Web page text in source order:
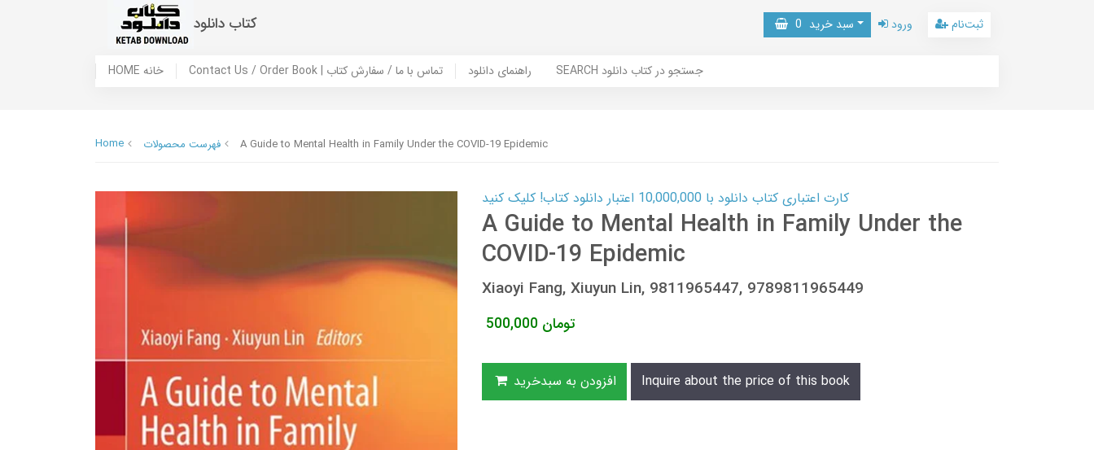
کتاب دانلود سبد خرید 0 ورود ثبت‌نام
HOME خانه Contact Us / Order Book | تماس با ما / سفارش کتاب راهنمای دانلود SEARCH جستجو در کتاب دانلود
Home فهرست محصولات A Guide to Mental Health in Family Under the COVID-19 Epidemic
کارت اعتباری کتاب دانلود با 10,000,000 اعتبار دانلود کتاب! کلیک کنید
A Guide to Mental Health in Family Under the
COVID-19 Epidemic
Xiaoyi Fang, Xiuyun Lin, 9811965447, 9789811965449
500,000 تومان
افزودن به سبدخرید Inquire about the price of this book